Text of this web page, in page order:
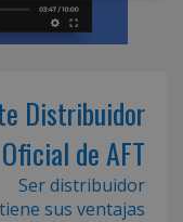
Distribuidor
Oficial de AFT
Ser distribuidor
tiene sus ventajas